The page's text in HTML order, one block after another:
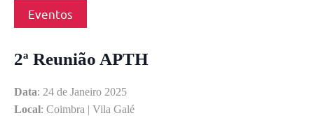
Eventos
2ª Reunião APTH
Data: 24 de Janeiro 2025
Local: Coimbra | Vila Galé